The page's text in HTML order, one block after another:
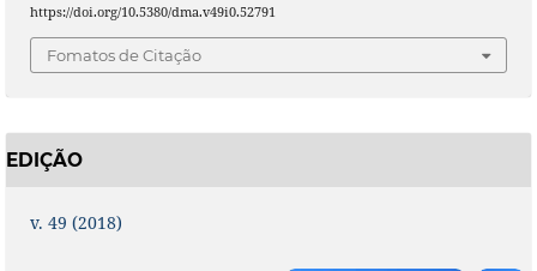
https://doi.org/10.5380/dma.v49i0.52791
Fomatos de Citação
EDIÇÃO
v. 49 (2018)